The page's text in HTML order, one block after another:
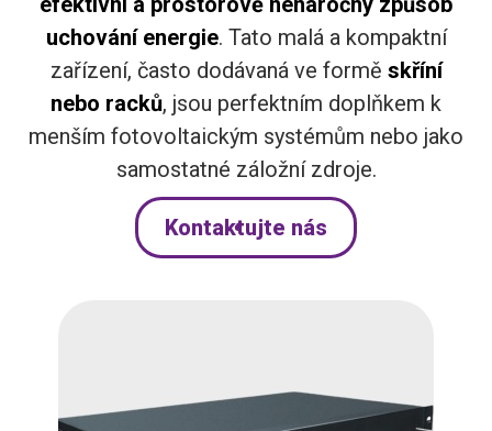
uchování energie. Tato malá a kompaktní
zařízení, často dodávaná ve formě skříní
nebo racků, jsou perfektním doplňkem k
menším fotovoltaickým systémům nebo jako
samostatné záložní zdroje.
Kontaktujte nás